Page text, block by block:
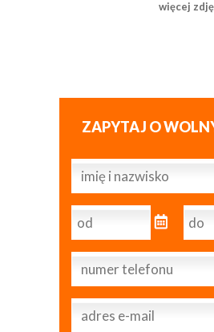
więcej
ZAPYTAJ O